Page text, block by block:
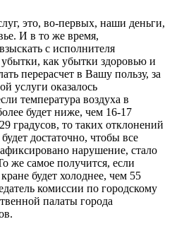
это, во-первых, наши деньги,
И в то же время,
с исполнителя
как убытки здоровью и
перерасчет в Вашу пользу, за
услуги оказалось
температура воздуха в
будет ниже, чем 16-17
градусов, то таких отклонений
достаточно, чтобы все
нарушение, стало
же самое получится, если
будет холоднее, чем 55
комиссии по городскому
палаты города